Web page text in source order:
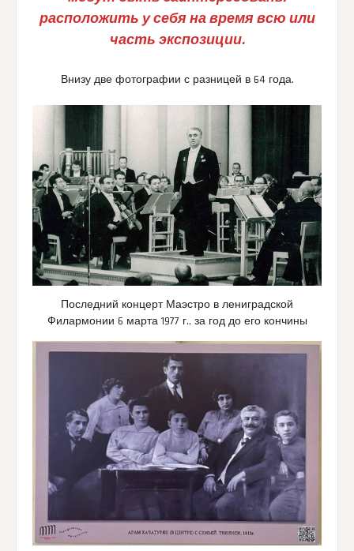
расположить у себя на время всю или
часть экспозиции.
Внизу две фотографии с разницей в 64 года.
Последний концерт Маэстро в лениградской
Филармонии 6 марта 1977 г., за год до его кончины